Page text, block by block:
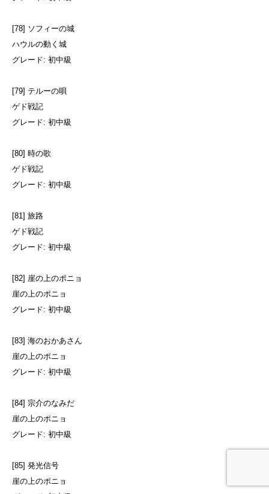
[78] ソフィーの城
ハウルの動く城
グレード: 初中級
[79] テルーの唄
ゲド戦記
グレード: 初中級
[80] 時の歌
ゲド戦記
グレード: 初中級
[81] 旅路
ゲド戦記
グレード: 初中級
[82] 崖の上のポニョ
崖の上のポニョ
グレード: 初中級
[83] 海のおかあさん
崖の上のポニョ
グレード: 初中級
[84] 宗介のなみだ
崖の上のポニョ
グレード: 初中級
[85] 発光信号
崖の上のポニョ